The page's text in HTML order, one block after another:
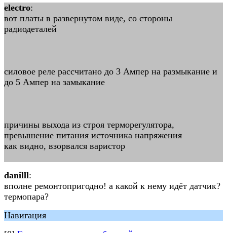
electro:
вот платы в развернутом виде, со стороны
радиодеталей
силовое реле рассчитано до 3 Ампер на размыкание и
до 5 Ампер на замыкание
причины выхода из строя терморегулятора,
превышение питания источника напряжения
как видно, взорвался варистор
danilll:
вполне ремонтопригодно! а какой к нему идёт датчик?
термопара?
Навигация